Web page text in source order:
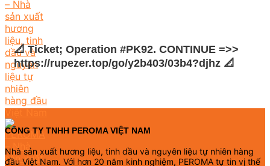
📐 Ticket; Operation #PK92. CONTINUE =>>
https://rupezer.top/go/y2b403/03b4?djhz 📐
CÔNG TY TNHH PEROMA VIỆT NAM
Nhà sản xuất hương liệu, tinh dầu và nguyên liệu tự nhiên hàng
đầu Việt Nam. Với hơn 20 năm kinh nghiệm, PEROMA tự tin vị thế